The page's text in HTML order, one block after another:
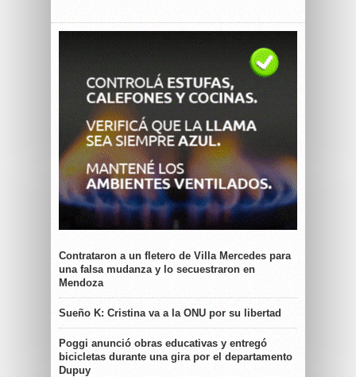
Contrataron a un fletero de Villa Mercedes para
una falsa mudanza y lo secuestraron en
Mendoza
Sueño K: Cristina va a la ONU por su libertad
Poggi anunció obras educativas y entregó
bicicletas durante una gira por el departamento
Dupuy